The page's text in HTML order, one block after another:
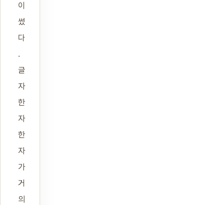
이
썼
다
.
글
자
한
자
한
자
가
거
의